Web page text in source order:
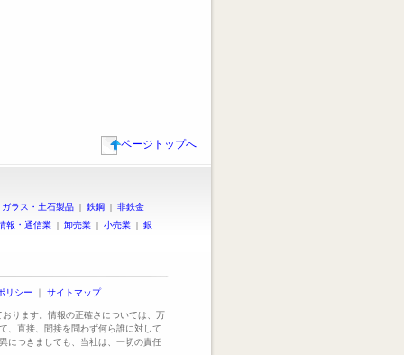
ページトップへ
ガラス・土石製品 | 鉄鋼 | 非鉄金
報・通信業 | 卸売業 | 小売業 | 銀
リシー ｜ サイトマップ
ります。情報の正確さについては、万
、直接、間接を問わず何ら誰に対して
につきましても、当社は、一切の責任